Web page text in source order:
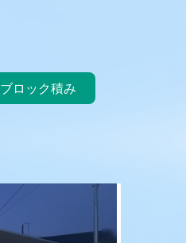
ブロック積み